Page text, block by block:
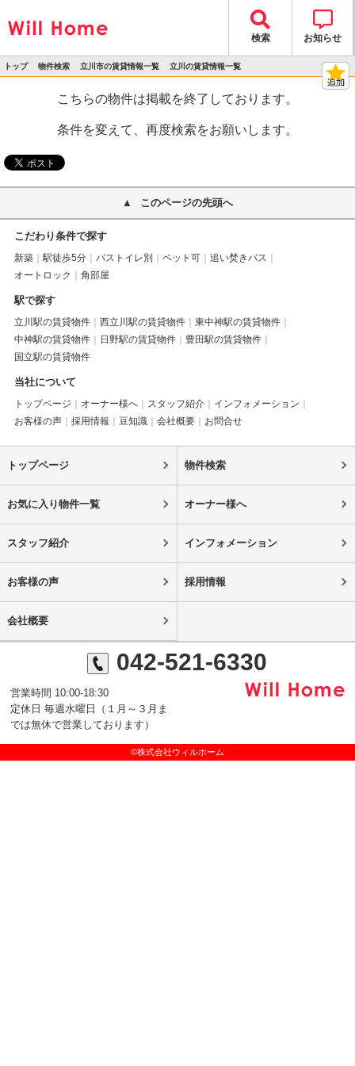
検索 お知らせ
トップ 物件検索 立川市の賃貸情報一覧 立川の賃貸情報一覧
こちらの物件は掲載を終了しております。
条件を変えて、再度検索をお願いします。
このページの先頭へ
こだわり条件で探す
新築 駅徒歩5分 バストイレ別 ペット可
追い焚きバス
オートロック
角部屋
駅で探す
立川駅の賃貸物件 西立川駅の賃貸物件
東中神駅の賃貸物件
中神駅の賃貸物件
日野駅の賃貸物件
豊田駅の賃貸物件
国立駅の賃貸物件
当社について
トップページ オーナー様へ スタッフ紹介
インフォメーション
お客様の声
採用情報 豆知識 会社概要 お問合せ
トップページ 物件検索
お気に入り物件一覧 オーナー様へ
スタッフ紹介 インフォメーション
お客様の声 採用情報
会社概要
042-521-6330
営業時間 10:00-18:30
定休日 毎週水曜日（１月～３月ま
では無休で営業しております）
©株式会社ウィルホーム